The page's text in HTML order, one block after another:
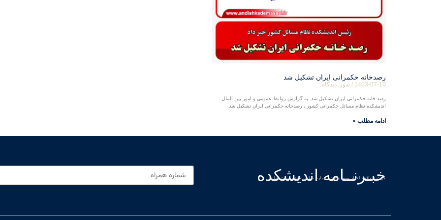
رصدخانه حکمرانی ایران تشکیل شد
1403-07-10 بدون دیدگاه
رصد خانه حکمرانی ایران تشکیل شد. به گزارش روابط عمومی و امور بین الملل
اندیشکده نظام مسائل حکمرانی کشور ، رصدخانه حکمرانی ایران تشکیل شد.
ادامه مطلب »
خبـرنــامه اندیشکده
جهت دریافت اخبار مهم سایت شماره تماس خود را ثبت نمایید